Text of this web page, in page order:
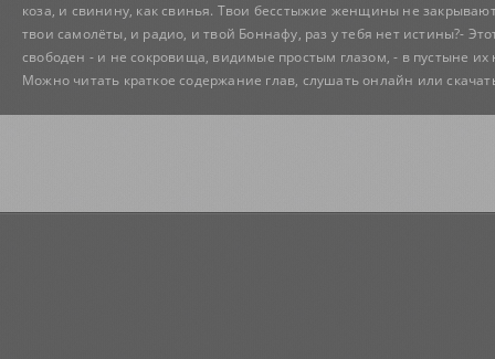
коза, и свинину, как свинья. Твои бесстыжие женщины не
твои самолёты, и радио, и твой Боннафу, раз у тебя нет истины?-
свободен - и не сокровища, видимые простым глазом, - в пустыне
Можно читать краткое содержание глав, слушать онлайн или